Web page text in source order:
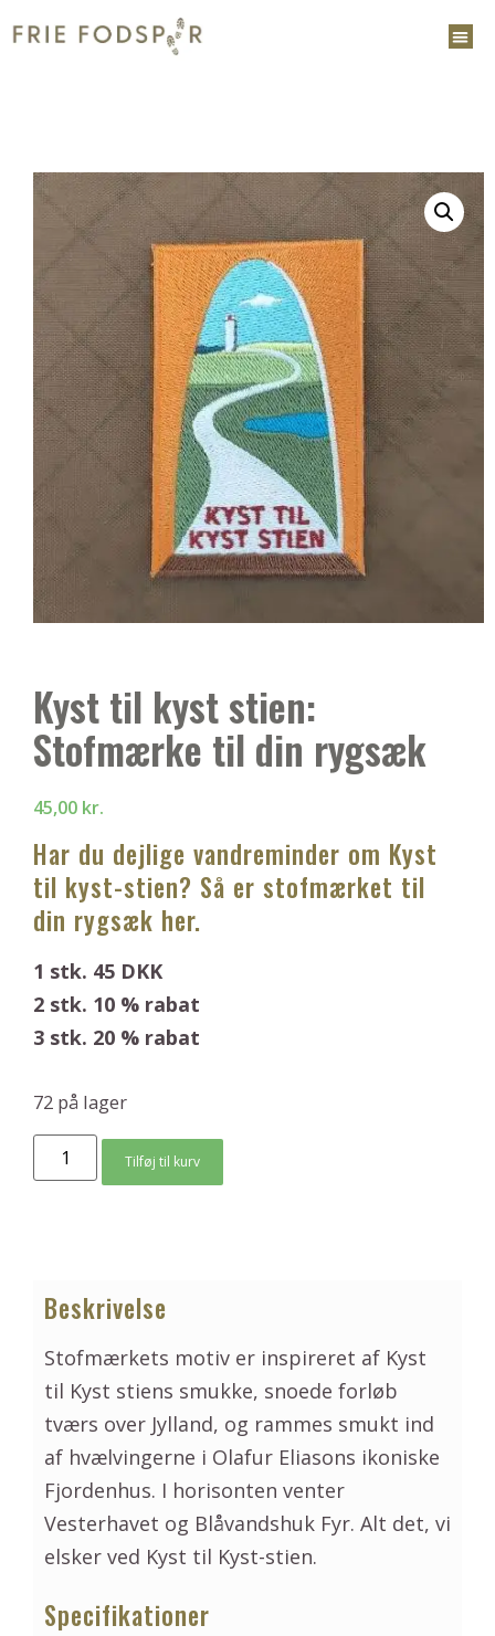
Kyst til kyst stien:
Stofmærke til din rygsæk
45,00 kr.
Har du dejlige vandreminder om Kyst
til kyst-stien? Så er stofmærket til
din rygsæk her.
1 stk. 45 DKK
2 stk. 10 % rabat
3 stk. 20 % rabat
72 på lager
Tilføj til kurv
Beskrivelse
Stofmærkets motiv er inspireret af Kyst
til Kyst stiens smukke, snoede forløb
tværs over Jylland, og rammes smukt ind
af hvælvingerne i Olafur Eliasons ikoniske
Fjordenhus. I horisonten venter
Vesterhavet og Blåvandshuk Fyr. Alt det, vi
elsker ved Kyst til Kyst-stien.
Specifikationer